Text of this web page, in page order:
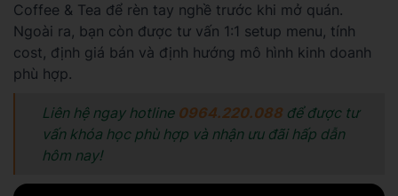
Coffee & Tea để rèn tay nghề trước khi mở quán.
Ngoài ra, bạn còn được tư vấn 1:1 setup menu, tính
cost, định giá bán và định hướng mô hình kinh doanh
phù hợp.
Liên hệ ngay hotline 0964.220.088 để được tư
vấn khóa học phù hợp và nhận ưu đãi hấp dẫn
hôm nay!